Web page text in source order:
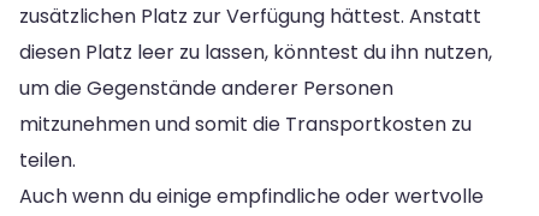
zusätzlichen Platz zur Verfügung hättest. Anstatt
diesen Platz leer zu lassen, könntest du ihn nutzen,
um die Gegenstände anderer Personen
mitzunehmen und somit die Transportkosten zu
teilen.
Auch wenn du einige empfindliche oder wertvolle